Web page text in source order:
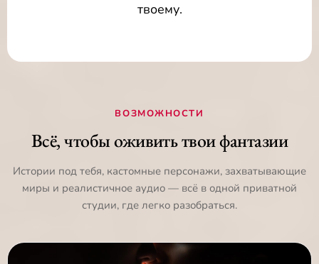
твоему.
ВОЗМОЖНОСТИ
Всё, чтобы оживить твои фантазии
Истории под тебя, кастомные персонажи, захватывающие
миры и реалистичное аудио — всё в одной приватной
студии, где легко разобраться.